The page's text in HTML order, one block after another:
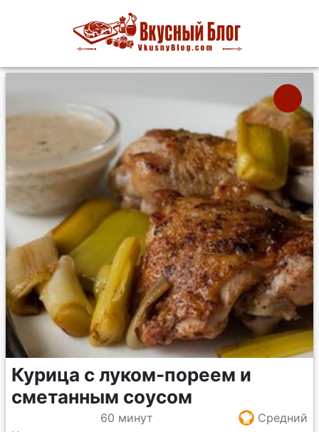
Курица с луком-пореем и
сметанным соусом
60 минут
Средний